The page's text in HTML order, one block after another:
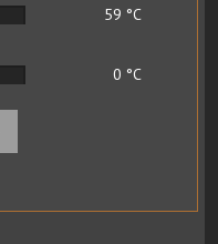
59 °C
0 °C